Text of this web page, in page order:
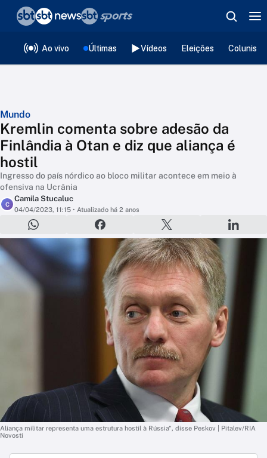
Ao vivo Últimas Vídeos Eleições
Mundo
Kremlin comenta sobre adesão da
Finlândia à Otan e diz que aliança é
hostil
Ingresso do país nórdico ao bloco militar acontece em meio à
ofensiva na Ucrânia
C
Camila Stucaluc
04/04/2023, 11:15 • Atualizado há 2 anos
Aliança militar representa uma estrutura hostil à Rússia", disse Peskov | Pitalev/RIA
Novosti
❮voltar
Editorias